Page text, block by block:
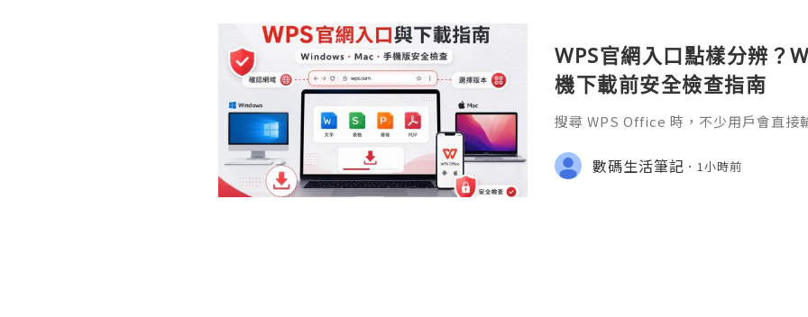
WPS官網入口點樣分辨？
機下載前安全檢查指南
搜尋 WPS Office 時，不少用戶會直接
用程式商店、教學網站、在線文件服務
數碼生活筆記 1小時前